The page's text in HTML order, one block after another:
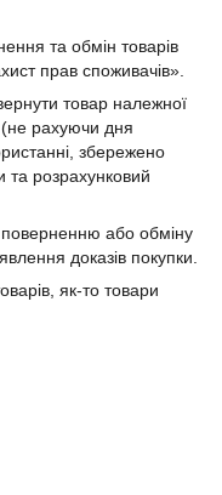
та обмін товарів
прав споживачів».
товар належної
(не рахуючи дня
збережено
та розрахунковий
поверненню або обміну
доказів покупки.
як-то товари